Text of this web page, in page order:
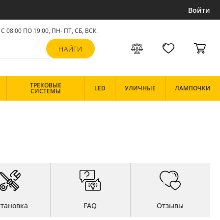
Войти
С 08:00 ПО 19:00, ПН- ПТ, СБ, ВСК.
ТРЕКОВЫЕ
СИСТЕМЫ LED УЛИЧНЫЕ ЛАМПОЧКИ
FAQ Отзывы